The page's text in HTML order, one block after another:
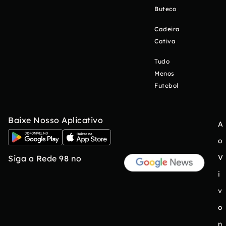
Buteco
Cadeira
Cativa
Tudo
Menos
Futebol
Baixe Nosso Aplicativo
Siga a Rede 98 no
A
o
V
i
v
o
n